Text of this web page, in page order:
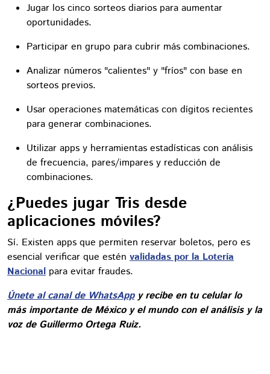
Jugar los cinco sorteos diarios para aumentar
oportunidades.
Participar en grupo para cubrir más combinaciones.
Analizar números "calientes" y "fríos" con base en
sorteos previos.
Usar operaciones matemáticas con dígitos recientes
para generar combinaciones.
Utilizar apps y herramientas estadísticas con análisis
de frecuencia, pares/impares y reducción de
combinaciones.
¿Puedes jugar Tris desde
aplicaciones móviles?
Sí. Existen apps que permiten reservar boletos, pero es
esencial verificar que estén validadas por la Lotería
Nacional para evitar fraudes.
Únete al canal de WhatsAppy recibe en tu celular lo
más importante de México y el mundo con el análisis y la
voz de Guillermo Ortega Ruiz.